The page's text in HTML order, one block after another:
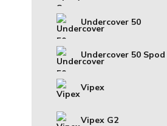
Undercover 50
Undercover 50 Spod
Vipex
Vipex G2